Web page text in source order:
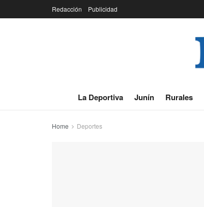
Redacción Publicidad
La Deportiva Junín Rurales
Home Deportes